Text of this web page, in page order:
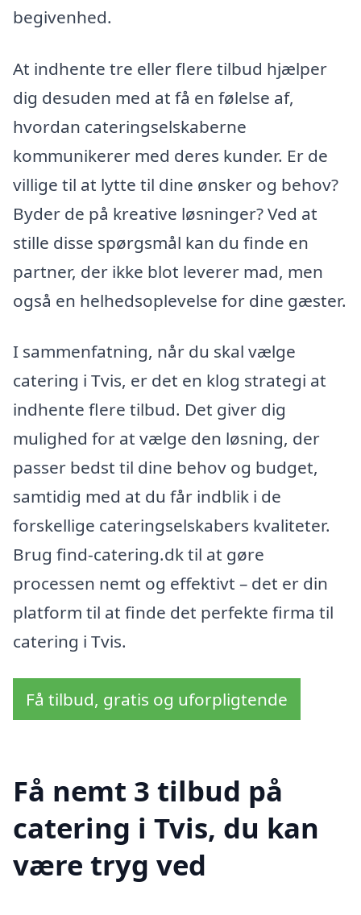
begivenhed.
At indhente tre eller flere tilbud hjælper
dig desuden med at få en følelse af,
hvordan cateringselskaberne
kommunikerer med deres kunder. Er de
villige til at lytte til dine ønsker og behov?
Byder de på kreative løsninger? Ved at
stille disse spørgsmål kan du finde en
partner, der ikke blot leverer mad, men
også en helhedsoplevelse for dine gæster.
I sammenfatning, når du skal vælge
catering i Tvis, er det en klog strategi at
indhente flere tilbud. Det giver dig
mulighed for at vælge den løsning, der
passer bedst til dine behov og budget,
samtidig med at du får indblik i de
forskellige cateringselskabers kvaliteter.
Brug find-catering.dk til at gøre
processen nemt og effektivt – det er din
platform til at finde det perfekte firma til
catering i Tvis.
Få tilbud, gratis og uforpligtende
Få nemt 3 tilbud på
catering i Tvis, du kan
være tryg ved